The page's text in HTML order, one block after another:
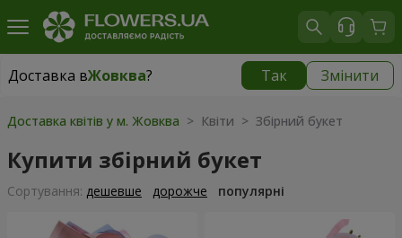
Доставка вЖовква? Так Змінити
Доставка вЖовква|
Доставка квітів у м. Жовква > Квіти > Збірний букет
Купити збірний букет
Сортування: дешевше дорожче популярні